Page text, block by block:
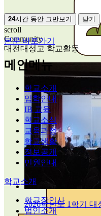
24시간 동안 그만보기 닫기
본문 바로가기
메인메뉴
학교소개
입학안내
IB 교육
학교소식
교육과정
학교생활
정보공개
민원안내
학교소개
학교장인사
법인소개
scroll
Community
대전대성고 학교활동
2026학년도 1학기 대